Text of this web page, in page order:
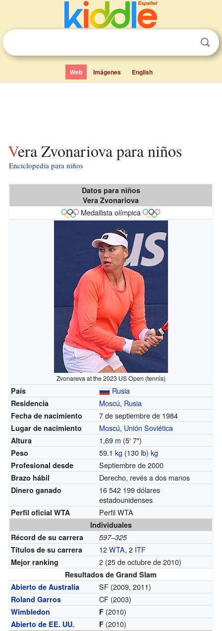
Web Imágenes English
Vera Zvonariova para niños
Enciclopedia para niños
Datos para niños
Vera Zvonariova
Medallista olímpica
Zvonareva at the 2023 US Open (tennis)
País Rusia
Residencia Moscú, Rusia
Fecha de nacimiento 7 de septiembre de 1984
Lugar de nacimiento Moscú, Unión Soviética
Altura 1,69 m (5′7″)
Peso 59.1kg (130 lb)kg
Profesional desde Septiembre de 2000
Brazo hábil Derecho, revés a dos manos
Dinero ganado
16 542 199 dólares
estadounidenses
Perfil oficial WTA Perfil WTA
Individuales
Récord de su carrera
597–325
Títulos de su carrera
12WTA, 2 ITF
Mejor ranking 2 (25 de octubre de 2010)
Resultados de Grand Slam
Abierto de Australia
SF (2009, 2011)
Roland Garros CF (2003)
Wimbledon F (2010)
Abierto de EE. UU. F (2010)